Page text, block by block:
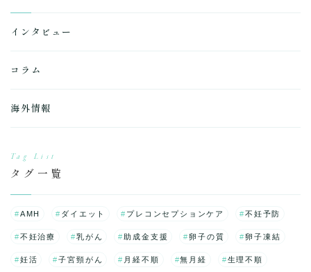
インタビュー
コラム
海外情報
Tag List
タグ一覧
AMH ダイエット プレコンセプションケア 不妊予防
不妊治療 乳がん 助成金支援 卵子の質 卵子凍結
妊活 子宮頸がん 月経不順 無月経 生理不順